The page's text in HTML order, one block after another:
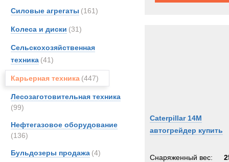
Силовые агрегаты (161)
Колеса и диски (31)
Сельскохозяйственная
техника (41)
Карьерная техника (447)
Лесозаготовительная техника
(99)
Нефтегазовое оборудование
(136)
Бульдозеры продажа (4)
Caterpillar 14M
автогрейдер купить
Снаряженный вес: